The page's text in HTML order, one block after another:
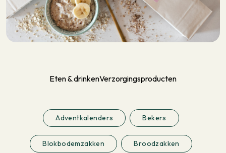
Eten & drinkenVerzorgingsproducten
Adventkalenders Bekers
Blokbodemzakken Broodzakken